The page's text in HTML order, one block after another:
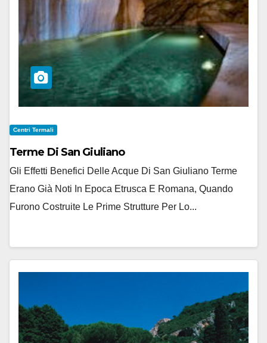
Centri Termali
Terme Di San Giuliano
Gli Effetti Benefici Delle Acque Di San Giuliano Terme
Erano Già Noti In Epoca Etrusca E Romana, Quando
Furono Costruite Le Prime Strutture Per Lo...